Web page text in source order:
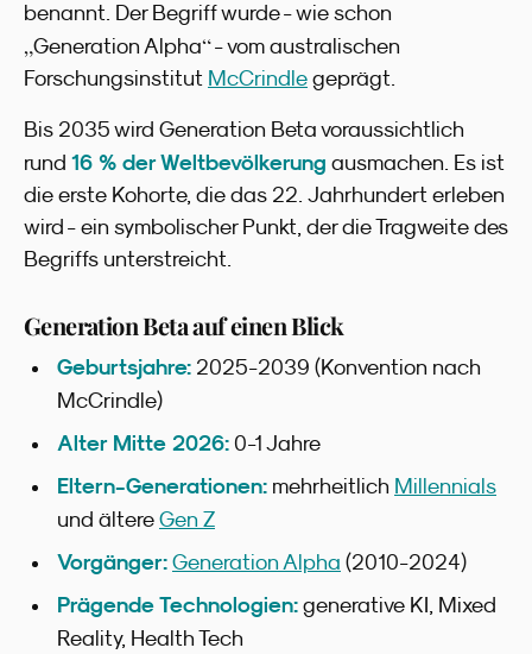
benannt. Der Begriff wurde - wie schon
„Generation Alpha“- vom australischen
Forschungsinstitut McCrindle geprägt.
Bis 2035 wird Generation Beta voraussichtlich
rund 16 % der Weltbevölkerung ausmachen. Es ist
die erste Kohorte, die das 22. Jahrhundert erleben
wird - ein symbolischer Punkt, der die Tragweite des
Begriffs unterstreicht.
Generation Beta auf einen Blick
Geburtsjahre: 2025-2039 (Konvention nach
McCrindle)
Alter Mitte 2026: 0-1 Jahre
Eltern-Generationen: mehrheitlich Millennials
und ältere Gen Z
Vorgänger: Generation Alpha (2010-2024)
Prägende Technologien: generative KI, Mixed
Reality, Health Tech